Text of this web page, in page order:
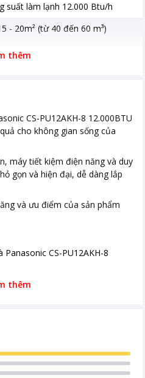
suất làm lạnh 12.000 Btu/h
- 20m² (từ 40 đến 60 m³)
21 dB)/ 48 dB
điện tử thành công
dẫn gas bằng Đồng - Lá tản
cm - Cao 54.2 cm - Dày 32
thêm
CS-PU12AKH-8 12.000BTU
cho không gian sống của
máy tiết kiệm điện năng và duy
gọn và hiện đại, dễ dàng lắp
và ưu điểm của sản phẩm
CS-PU12AKH-8
bo cong nhẹ nhàng và gam
vẻ đẹp của căn phòng mà còn
sang trọng cho người sử dụng.
thêm